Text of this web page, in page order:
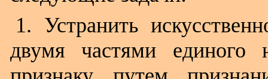
1. Устранить
двумя частями единого